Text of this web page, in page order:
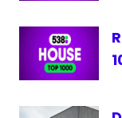
songfestival
VRT